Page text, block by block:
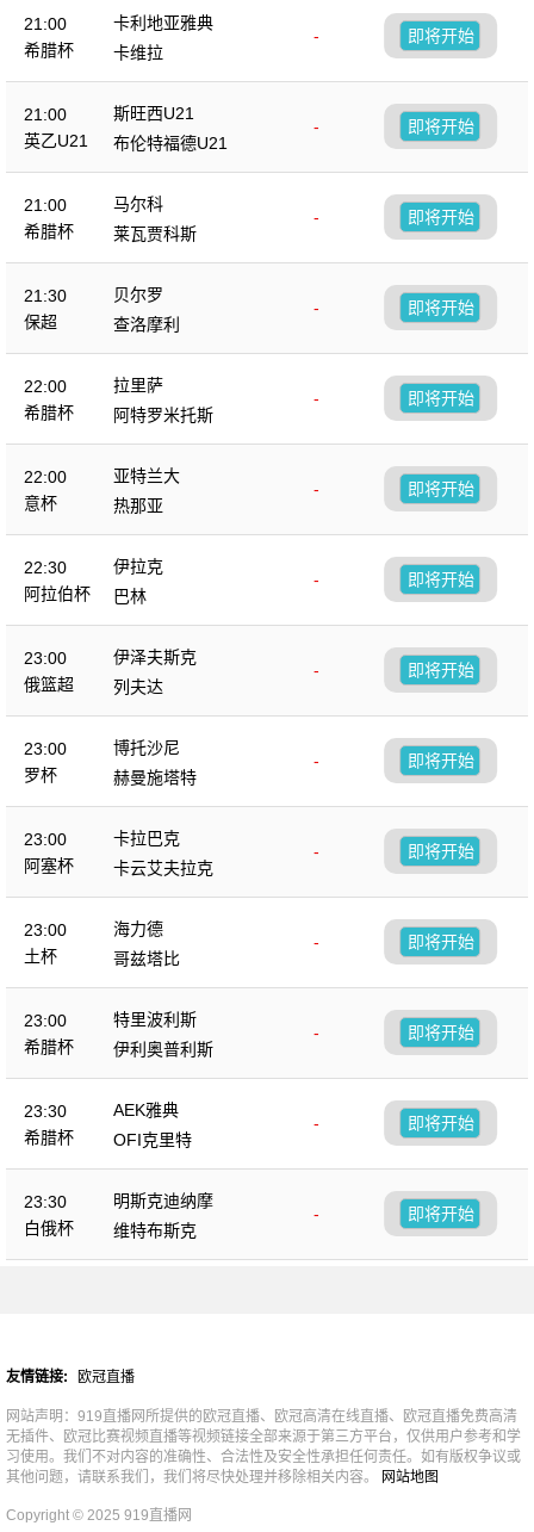
21:00
希腊杯
卡利地亚雅典
-
卡维拉
即将开始
21:00
英乙U21
斯旺西U21
-
布伦特福德U21
即将开始
21:00
希腊杯
马尔科
-
莱瓦贾科斯
即将开始
21:30
保超
贝尔罗
-
查洛摩利
即将开始
22:00
希腊杯
拉里萨
-
阿特罗米托斯
即将开始
22:00
意杯
亚特兰大
-
热那亚
即将开始
22:30
阿拉伯杯
伊拉克
-
巴林
即将开始
23:00
俄篮超
伊泽夫斯克
-
列夫达
即将开始
23:00
罗杯
博托沙尼
-
赫曼施塔特
即将开始
23:00
阿塞杯
卡拉巴克
-
卡云艾夫拉克
即将开始
23:00
土杯
海力德
-
哥兹塔比
即将开始
23:00
希腊杯
特里波利斯
-
伊利奥普利斯
即将开始
23:30
希腊杯
AEK雅典
-
OFI克里特
即将开始
23:30
白俄杯
明斯克迪纳摩
-
维特布斯克
即将开始
友情链接: 欧冠直播
网站声明：919直播网所提供的欧冠直播、欧冠高清在线直播、欧冠直播免费高清
无插件、欧冠比赛视频直播等视频链接全部来源于第三方平台，仅供用户参考和学
习使用。我们不对内容的准确性、合法性及安全性承担任何责任。如有版权争议或
其他问题，请联系我们，我们将尽快处理并移除相关内容。
网站地图
Copyright © 2025 919直播网